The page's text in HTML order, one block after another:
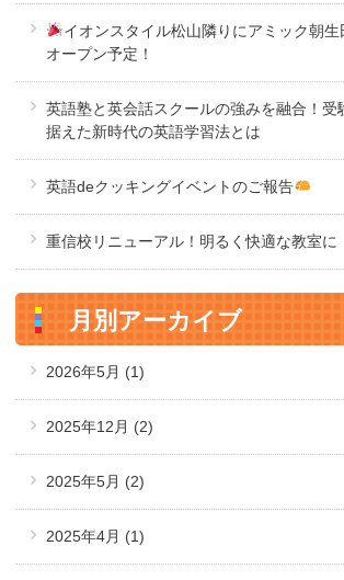
イオンスタイル松山隣りにアミック朝生
オープン予定！
英語塾と英会話スクールの強みを融合！受
据えた新時代の英語学習法とは
英語deクッキングイベントのご報告
重信校リニューアル！明るく快適な教室に
月別アーカイブ
2026年5月 (1)
2025年12月 (2)
2025年5月 (2)
2025年4月 (1)